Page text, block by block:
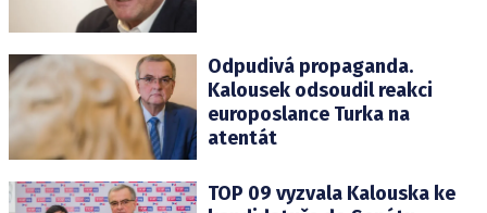
Odpudivá propaganda.
Kalousek odsoudil reakci
europoslance Turka na
atentát
TOP 09 vyzvala Kalouska ke